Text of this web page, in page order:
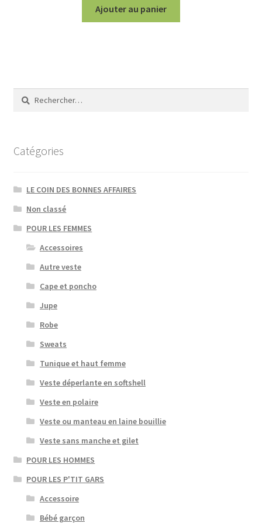
Ajouter au panier
Rechercher :
Catégories
LE COIN DES BONNES AFFAIRES
Non classé
POUR LES FEMMES
Accessoires
Autre veste
Cape et poncho
Jupe
Robe
Sweats
Tunique et haut femme
Veste déperlante en softshell
Veste en polaire
Veste ou manteau en laine bouillie
Veste sans manche et gilet
POUR LES HOMMES
POUR LES P'TIT GARS
Accessoire
Bébé garçon